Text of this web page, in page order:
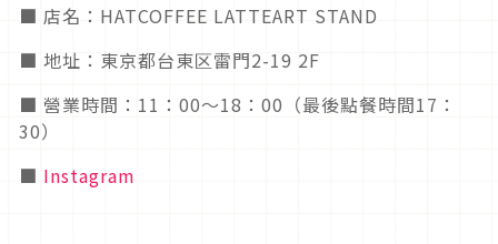
■ 店名：HATCOFFEE LATTEART STAND
■ 地址：東京都台東区雷門2-19 2F
■ 營業時間：11：00～18：00（最後點餐時間17：
30）
■ Instagram